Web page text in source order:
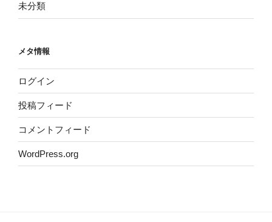
未分類
メタ情報
ログイン
投稿フィード
コメントフィード
WordPress.org